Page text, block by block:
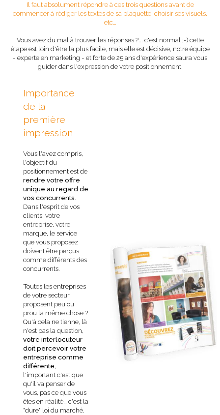
Il faut absolument répondre à ces trois questions avant de
commencer à rédiger les textes de sa plaquette, choisir ses visuels,
etc…
Vous avez du mal à trouver les réponses ?... c'est normal ;-) cette
étape est loin d'être la plus facile, mais elle est décisive, notre équipe
- experte en marketing - et forte de 25 ans d'expérience saura vous
guider dans l'expression de votre positionnement.
Importance
de la
première
impression
Vous l'avez compris,
l'objectif du
positionnement est de
rendre votre offre
unique au regard de
vos concurrents.
Dans l'esprit de vos
clients, votre
entreprise, votre
marque, le service
que vous proposez
doivent être perçus
comme différents des
concurrents.
Toutes les entreprises
de votre secteur
proposent peu ou
prou la même chose ?
Qu'à cela ne tienne, là
n'est pas la question,
votre interlocuteur
doit percevoir votre
entreprise comme
différente,
l'important c'est que
qu'il va penser de
vous, pas ce que vous
êtes en réalité… c'est la
"dure" loi du marché.